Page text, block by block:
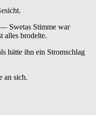
Swetas Stimme war
alles brodelte.
hätte ihn ein Stromschlag
an sich.